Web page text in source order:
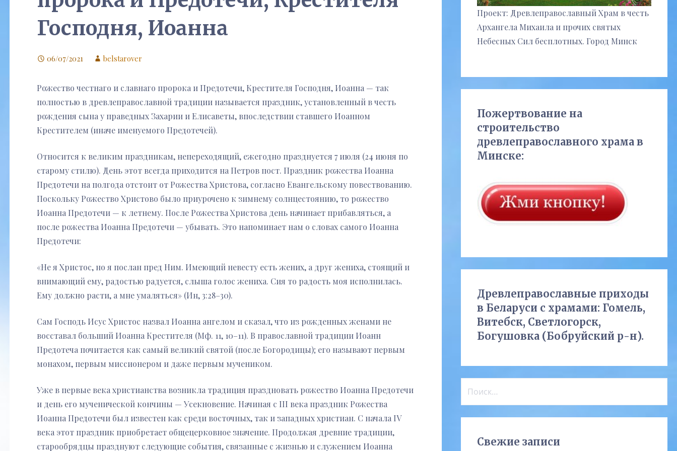
Господня, Иоанна
06/07/2021 belstarover
Рожество честнаго и славнаго пророка и Предотечи, Крестителя Господня, Иоанна — так
полностью в древлеправославной традиции называется праздник, установленный в честь
рождения сына у праведных Захарии и Елисаветы, впоследствии ставшего Иоанном
Крестителем (иначе именуемого Предотечей).
Относится к великим праздникам, непереходящий, ежегодно празднуется 7 июля (24 июня по
старому стилю). День этот всегда приходится на Петров пост. Праздник рожества Иоанна
Предотечи на полгода отстоит от Рожества Христова, согласно Евангельскому повествованию.
Поскольку Рожество Христово было приурочено к зимнему солнцестоянию, то рожество
Иоанна Предотечи — к летнему. После Рожества Христова день начинает прибавляться, а
после рожества Иоанна Предотечи — убывать. Это напоминает нам о словах самого Иоанна
Предотечи:
«Не я Христос, но я послан пред Ним. Имеющий невесту есть жених, а друг жениха, стоящий и
внимающий ему, радостью радуется, слыша голос жениха. Сия то радость моя исполнилась.
Ему должно расти, а мне умаляться» (Ин, 3:28–30).
Сам Господь Исус Христос назвал Иоанна ангелом и сказал, что из рожденных женами не
восставал больший Иоанна Крестителя (Мф. 11, 10–11). В православной традиции Иоанн
Предотеча почитается как самый великий святой (после Богородицы); его называют первым
монахом, первым миссионером и даже первым мучеником.
Уже в первые века христианства возникла традиция праздновать рожество Иоанна Предотечи
и день его мученической кончины — Усекновение. Начиная с III века праздник Рожества
Иоанна Предотечи был известен как среди восточных, так и западных христиан. С начала IV
века этот праздник приобретает общецерковное значение. Продолжая древние традиции,
старообрядцы празднуют следующие события, связанные с жизнью и служением Иоанна
Проект: Древлеправославный Храм в честь
Архангела Михаила и прочих святых
Небесных Сил бесплотных. Город Минск
Пожертвование на
строительство
древлеправославного храма в
Минске:
Древлеправославные приходы
в Беларуси с храмами: Гомель,
Витебск, Светлогорск,
Богушовка (Бобруйский р-н).
Свежие записи